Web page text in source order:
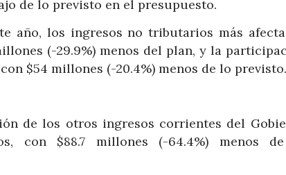
de lo previsto en el presupuesto.
año, los ingresos no tributarios más
(-29.9%) menos del plan, y la
$54 millones (-20.4%) menos de lo previsto.
de los otros ingresos corrientes del
con $88.7 millones (-64.4%) menos